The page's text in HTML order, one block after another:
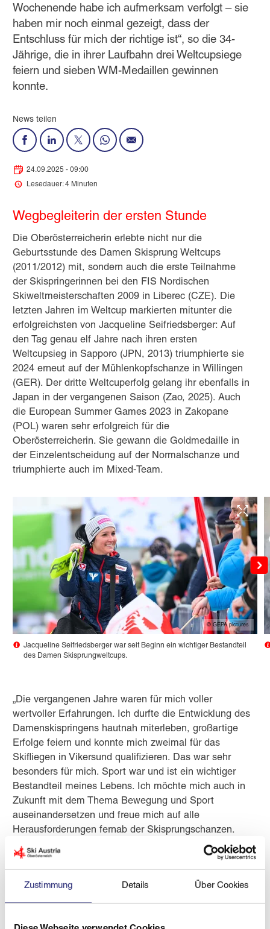
Zustimmung Details Über Cookies
Wochenende habe ich aufmerksam verfolgt – sie
haben mir noch einmal gezeigt, dass der
Entschluss für mich der richtige ist“, so die 34-
Jährige, die in ihrer Laufbahn drei Weltcupsiege
feiern und sieben WM-Medaillen gewinnen
konnte.
News teilen
24.09.2025 - 09:00
Lesedauer: 4 Minuten
Wegbegleiterin der ersten Stunde
Die Oberösterreicherin erlebte nicht nur die
Geburtsstunde des Damen Skisprung Weltcups
(2011/2012) mit, sondern auch die erste Teilnahme
der Skispringerinnen bei den FIS Nordischen
Skiweltmeisterschaften 2009 in Liberec (CZE). Die
letzten Jahren im Weltcup markierten mitunter die
erfolgreichsten von Jacqueline Seifriedsberger: Auf
den Tag genau elf Jahre nach ihren ersten
Weltcupsieg in Sapporo (JPN, 2013) triumphierte sie
2024 erneut auf der Mühlenkopfschanze in Willingen
(GER). Der dritte Weltcuperfolg gelang ihr ebenfalls in
Japan in der vergangenen Saison (Zao, 2025). Auch
die European Summer Games 2023 in Zakopane
(POL) waren sehr erfolgreich für die
Oberösterreicherin. Sie gewann die Goldmedaille in
der Einzelentscheidung auf der Normalschanze und
triumphierte auch im Mixed-Team.
© GEPA pictures
Jacqueline Seifriedsberger war seit Beginn ein wichtiger Bestandteil
des Damen Skisprungweltcups.
„Die vergangenen Jahre waren für mich voller
wertvoller Erfahrungen. Ich durfte die Entwicklung des
Damenskispringens hautnah miterleben, großartige
Erfolge feiern und konnte mich zweimal für das
Skifliegen in Vikersund qualifizieren. Das war sehr
besonders für mich. Sport war und ist ein wichtiger
Bestandteil meines Lebens. Ich möchte mich auch in
Zukunft mit dem Thema Bewegung und Sport
auseinandersetzen und freue mich auf alle
Herausforderungen fernab der Skisprungschanzen.
Ein großer Dank geht an meine Familie und Freunde,
mein Team, meine Partner und Sponsoren, das
Oberösterreich sowie den Österreichischen
Skiverband. Ohne ihre Unterstützung wäre es mir